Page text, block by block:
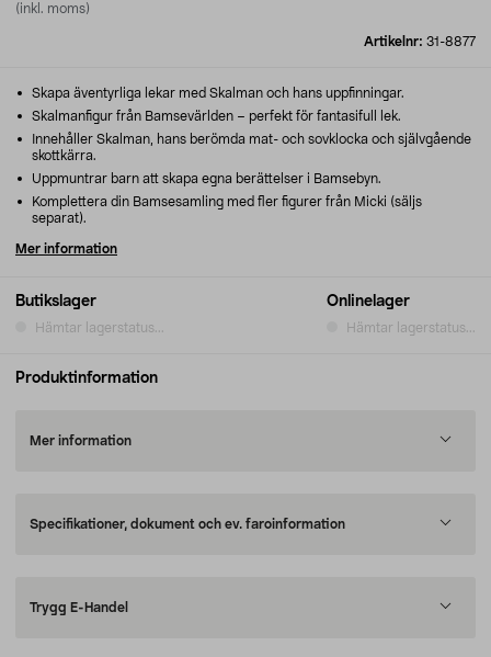
(inkl. moms)
Artikelnr: 31-8877
Butikslager
Hämtar lagerstatus...
Onlinelager
Hämtar lagerstatus...
Skapa äventyrliga lekar med Skalman och hans uppfinningar.
Skalmanfigur från Bamsevärlden – perfekt för fantasifull lek.
Innehåller Skalman, hans berömda mat- och sovklocka och självgående
skottkärra.
Uppmuntrar barn att skapa egna berättelser i Bamsebyn.
Komplettera din Bamsesamling med fler figurer från Micki (säljs
separat).
Mer information
Produktinformation
Mer information
Specifikationer, dokument och ev. faroinformation
Trygg E-Handel